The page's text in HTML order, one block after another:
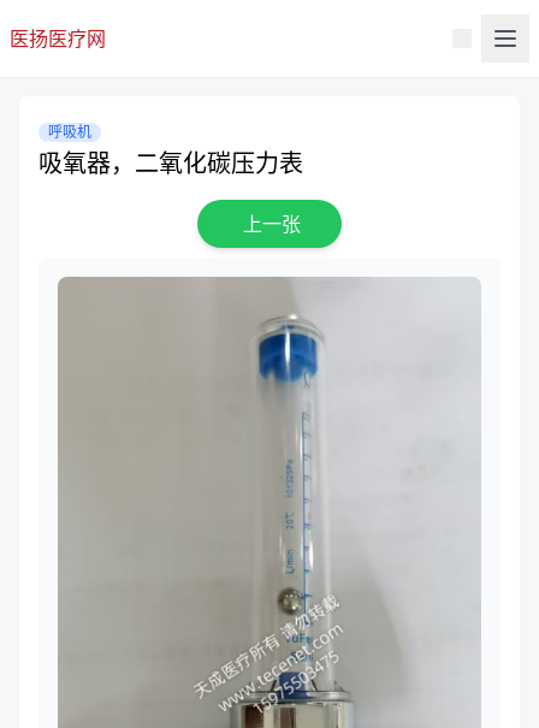
医扬医疗网
呼吸机
吸氧器，二氧化碳压力表
上一张